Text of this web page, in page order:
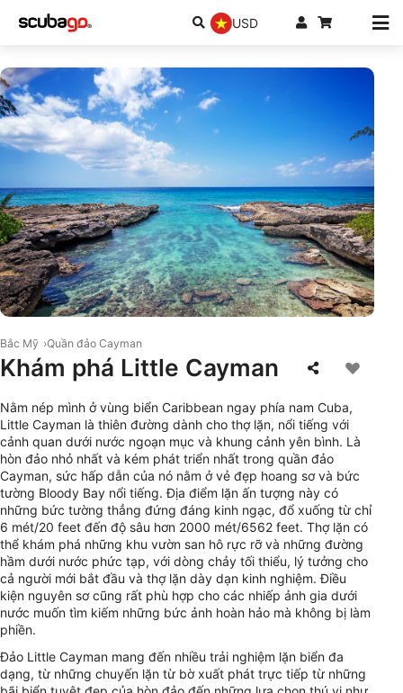
USD
Bắc Mỹ Quần đảo Cayman
Khám phá Little Cayman
Nằm nép mình ở vùng biển Caribbean ngay phía nam Cuba,
Little Cayman là thiên đường dành cho thợ lặn, nổi tiếng với
cảnh quan dưới nước ngoạn mục và khung cảnh yên bình. Là
hòn đảo nhỏ nhất và kém phát triển nhất trong quần đảo
Cayman, sức hấp dẫn của nó nằm ở vẻ đẹp hoang sơ và bức
tường Bloody Bay nổi tiếng. Địa điểm lặn ấn tượng này có
những bức tường thẳng đứng đáng kinh ngạc, đổ xuống từ chỉ
6 mét/20 feet đến độ sâu hơn 2000 mét/6562 feet. Thợ lặn có
thể khám phá những khu vườn san hô rực rỡ và những đường
hầm dưới nước phức tạp, với dòng chảy tối thiểu, lý tưởng cho
cả người mới bắt đầu và thợ lặn dày dạn kinh nghiệm. Điều
kiện nguyên sơ cũng rất phù hợp cho các nhiếp ảnh gia dưới
nước muốn tìm kiếm những bức ảnh hoàn hảo mà không bị làm
phiền.
Đảo Little Cayman mang đến nhiều trải nghiệm lặn biển đa
dạng, từ những chuyến lặn từ bờ xuất phát trực tiếp từ những